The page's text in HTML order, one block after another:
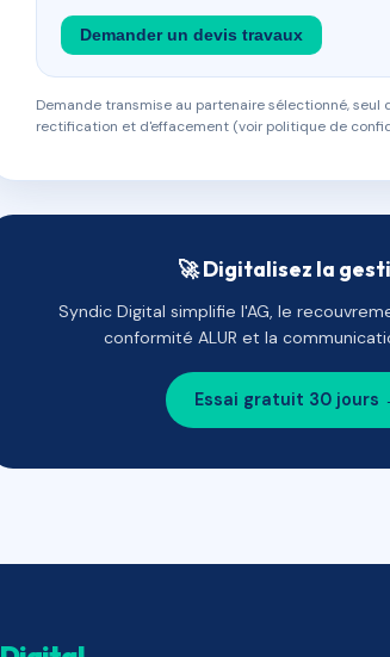
Demander un devis travaux
Demande transmise au partenaire sélectionné,
rectification et d'effacement (voir politique de
🚀 Digitalisez la
Syndic Digital simplifie l'AG, le
conformité ALUR et la
Essai gratuit 30 jours